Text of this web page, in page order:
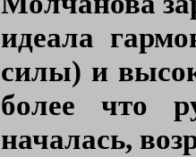
идеала
силы) и
более что
началась,